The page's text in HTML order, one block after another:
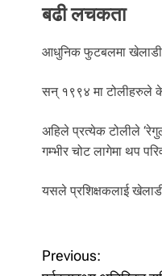
बढी लचकता
आधुनिक फुटबलमा
सन् १९९४ मा टोलीहरुले
अहिले प्रत्येक टोलीले
गम्भीर चोट लागेमा थप
यसले प्रशिक्षकलाई
P
Previous: